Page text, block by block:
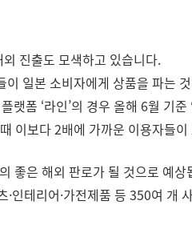
진출도 모색하고 있습니다.
일본 소비자에게 상품을 파는
랫폼 ‘라인’의 경우 올해 6월 기
이보다 2배에 가까운 이용자들
좋은 해외 판로가 될 것으로 예상
테리어·가전제품 등 350여 개